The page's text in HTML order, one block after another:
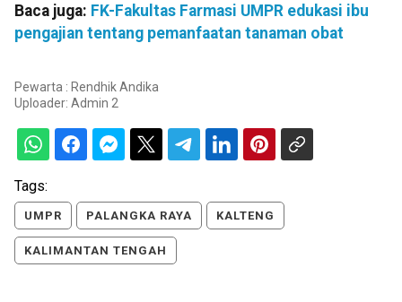
Baca juga: FK-Fakultas Farmasi UMPR edukasi ibu
pengajian tentang pemanfaatan tanaman obat
Pewarta : Rendhik Andika
Uploader: Admin 2
Tags:
UMPR PALANGKA RAYA KALTENG
KALIMANTAN TENGAH